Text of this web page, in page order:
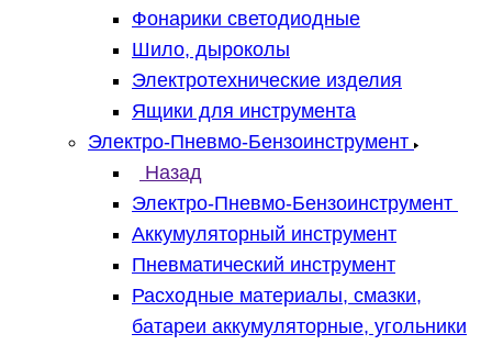
Фонарики светодиодные
Шило, дыроколы
Электротехнические изделия
Ящики для инструмента
Электро-Пневмо-Бензоинструмент
Назад
Электро-Пневмо-Бензоинструмент
Аккумуляторный инструмент
Пневматический инструмент
Расходные материалы, смазки,
батареи аккумуляторные, угольники